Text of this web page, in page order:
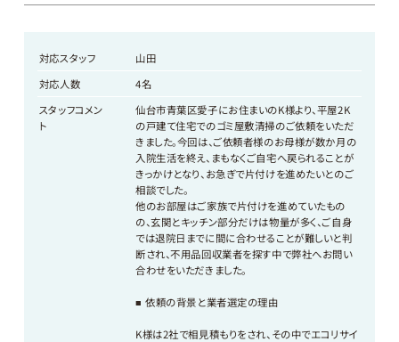
対応スタッフ
山田
対応人数
4名
スタッフコメン
ト
仙台市青葉区愛子にお住まいのK様より、平屋2K
の戸建て住宅でのゴミ屋敷清掃のご依頼をいただ
きました。今回は、ご依頼者様のお母様が数か月の
入院生活を終え、まもなくご自宅へ戻られることが
きっかけとなり、お急ぎで片付けを進めたいとのご
相談でした。
他のお部屋はご家族で片付けを進めていたもの
の、玄関とキッチン部分だけは物量が多く、ご自身
では退院日までに間に合わせることが難しいと判
断され、不用品回収業者を探す中で弊社へお問い
合わせをいただきました。
■ 依頼の背景と業者選定の理由
K様は2社で相見積もりをされ、その中でエコリサイ